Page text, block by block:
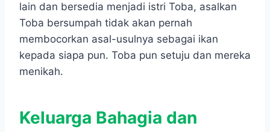
lain dan bersedia menjadi istri Toba, asalkan
Toba bersumpah tidak akan pernah
membocorkan asal-usulnya sebagai ikan
kepada siapa pun. Toba pun setuju dan mereka
menikah.
Keluarga Bahagia dan